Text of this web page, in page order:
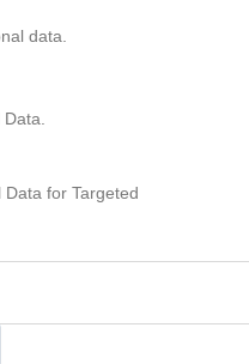
data.
for Targeted